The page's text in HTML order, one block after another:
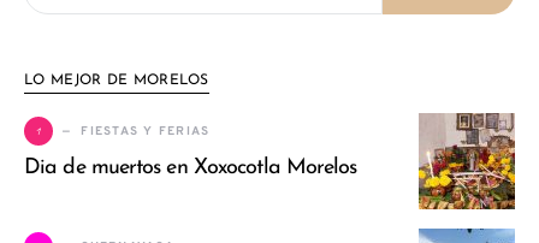
LO MEJOR DE MORELOS
1 FIESTAS Y FERIAS
Dia de muertos en Xoxocotla Morelos